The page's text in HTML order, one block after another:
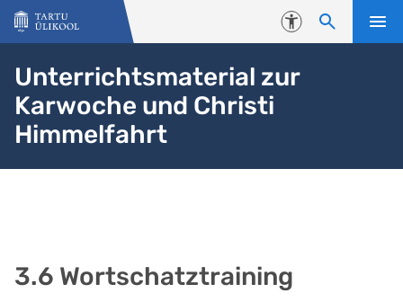
Liigu edasi põhisisu juurde
Juurdepääsetavus
Unterrichtsmaterial zur
Karwoche und Christi
Himmelfahrt
3.6 Wortschatztraining